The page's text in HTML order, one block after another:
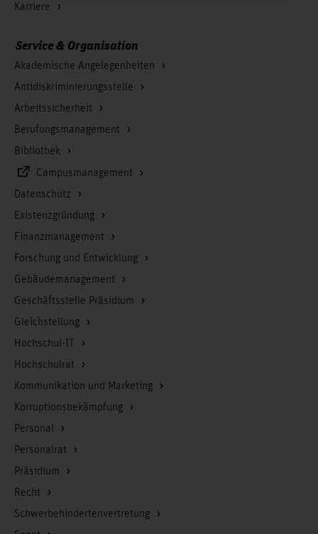
Karriere
Service & Organisation
Akademische Angelegenheiten
Antidiskriminierungsstelle
Arbeitssicherheit
Berufungsmanagement
Bibliothek
Campusmanagement
Datenschutz
Existenzgründung
Finanzmanagement
Forschung und Entwicklung
Gebäudemanagement
Geschäftsstelle Präsidium
Gleichstellung
Hochschul-IT
Hochschulrat
Kommunikation und Marketing
Korruptionsbekämpfung
Personal
Personalrat
Präsidium
Recht
Schwerbehindertenvertretung